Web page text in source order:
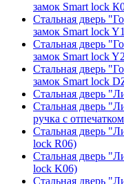
замок Smart lock
Стальная дверь
замок Smart lock
Стальная дверь
замок Smart lock
Стальная дверь
замок Smart lock
Стальная дверь
Стальная дверь
ручка с
Стальная дверь
lock R06)
Стальная дверь
lock K06)
Стальная дверь